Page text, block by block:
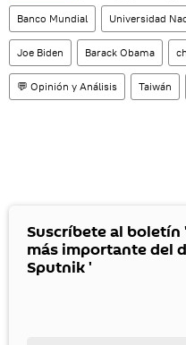
Banco Mundial Universidad
Joe Biden Barack Obama
💬 Opinión y Análisis Taiwán
Suscríbete al boletín
más importante del
Sputnik '